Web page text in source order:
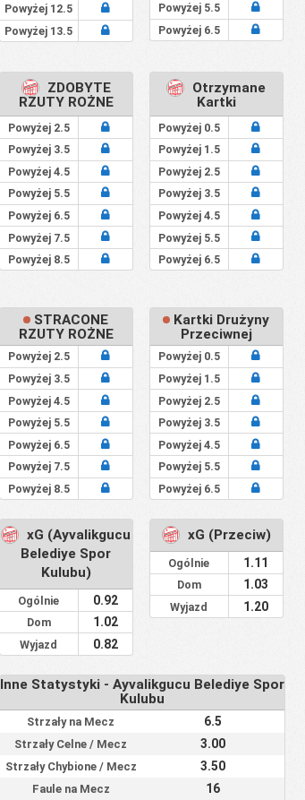
Powyżej 12.5
Powyżej 13.5
Powyżej 5.5
Powyżej 6.5
ZDOBYTE
RZUTY ROŻNE
Powyżej 2.5
Powyżej 3.5
Powyżej 4.5
Powyżej 5.5
Powyżej 6.5
Powyżej 7.5
Powyżej 8.5
Otrzymane
Kartki
Powyżej 0.5
Powyżej 1.5
Powyżej 2.5
Powyżej 3.5
Powyżej 4.5
Powyżej 5.5
Powyżej 6.5
STRACONE
RZUTY ROŻNE
Powyżej 2.5
Powyżej 3.5
Powyżej 4.5
Powyżej 5.5
Powyżej 6.5
Powyżej 7.5
Powyżej 8.5
Kartki Drużyny
Przeciwnej
Powyżej 0.5
Powyżej 1.5
Powyżej 2.5
Powyżej 3.5
Powyżej 4.5
Powyżej 5.5
Powyżej 6.5
xG (Ayvalikgucu
Belediye Spor
Kulubu)
Ogólnie 0.92
Dom 1.02
Wyjazd 0.82
xG (Przeciw)
Ogólnie 1.11
Dom 1.03
Wyjazd 1.20
Inne Statystyki - Ayvalikgucu Belediye Spor
Kulubu
Strzały na Mecz 6.5
Strzały Celne / Mecz 3.00
Strzały Chybione / Mecz 3.50
Faule na Mecz 16